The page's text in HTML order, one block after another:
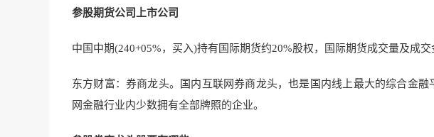
参股期货公司上市公司
中国中期(240+05%，买入)持有国际期货约20%股权，国际期货成交量及成
东方财富：券商龙头。国内互联网券商龙头，也是国内线上最大的综合金
网金融行业内少数拥有全部牌照的企业。